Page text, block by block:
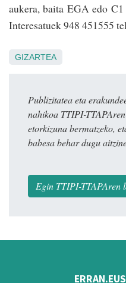
aukera, baita EGA edo
Interesatuek 948 451555
GIZARTEA
Publizitatea eta
nahikoa TTIPI-
etorkizuna bermatzeko,
babesa behar dugu
Egin TTIPI-TTAPAren